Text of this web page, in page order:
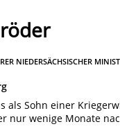
NIEDERSÄCHSISCHER
als Sohn einer
nur wenige Monate